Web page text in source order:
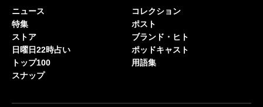
ニュース
特集
ストア
日曜日22時占い
トップ100
スナップ
コレクション
ポスト
ブランド・ヒト
ポッドキャスト
用語集